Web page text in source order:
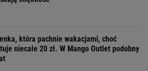
która pachnie wakacjami, choć
niecałe 20 zł. W Mango Outlet podobny